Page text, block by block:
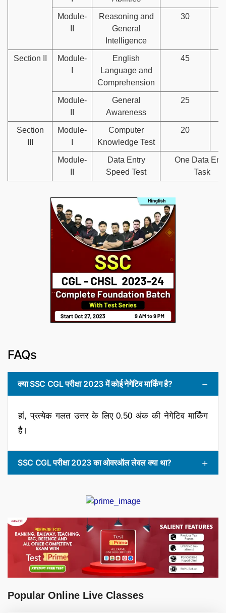
Module-
Reasoning and
General
Intelligence
30
Section II
Module-
English
Language and
Comprehension
45
Module-
General
Awareness
25
Section
Module-
Computer
Knowledge Test
20
Module-
Data Entry
Speed Test
One Data
Task
FAQs
क्या SSC CGL परीक्षा 2023 में कोई नेगेटिव मार्किंग है?
हां, प्रत्येक गलत उत्तर के लिए 0.50 अंक की नेगेटिव मार्किंग
है।
SSC CGL परीक्षा 2023 का ओवरऑल लेवल क्या था?
Popular Online Live Classes